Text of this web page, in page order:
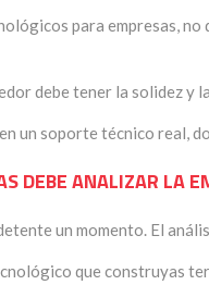
para empresas,
debe tener la solidez y
un soporte técnico real,
DEBE ANALIZAR LA
un momento. El
que construyas